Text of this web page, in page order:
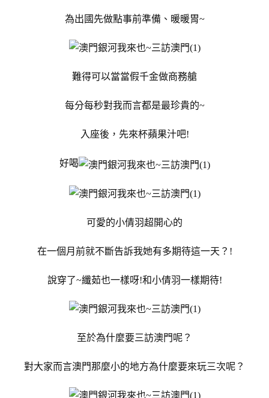
為出國先做點事前準備、暖暖胃~
難得可以當當假千金做商務艙
每分每秒對我而言都是最珍貴的~
入座後，先來杯蘋果汁吧!
好喝
可愛的小倩羽超開心的
在一個月前就不斷告訴我她有多期待這一天？!
說穿了~纖茹也一樣呀!和小倩羽一樣期待!
至於為什麼要三訪澳門呢？
對大家而言澳門那麼小的地方為什麼要來玩三次呢？